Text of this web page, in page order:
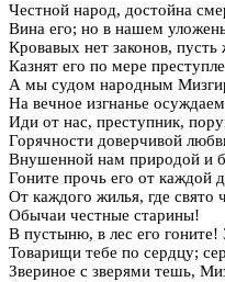
Честной народ, достойна
Вина его; но в нашем
Кровавых нет законов, пусть
Казнят его по мере
А мы судом народным
На вечное изгнанье
Иди от нас, преступник,
Горячности доверчивой
Внушенной нам природой и
Гоните прочь его от каждой
От каждого жилья, где свято
Обычаи честные старины!
В пустыню, в лес его
Товарищи тебе по сердцу;
Звериное с зверями тешь,